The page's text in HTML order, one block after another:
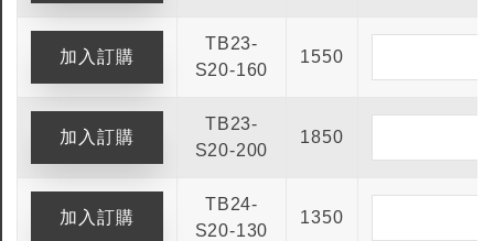
TB23-
S20-160
1550
TB23-
S20-200
1850
TB24-
S20-130
1350